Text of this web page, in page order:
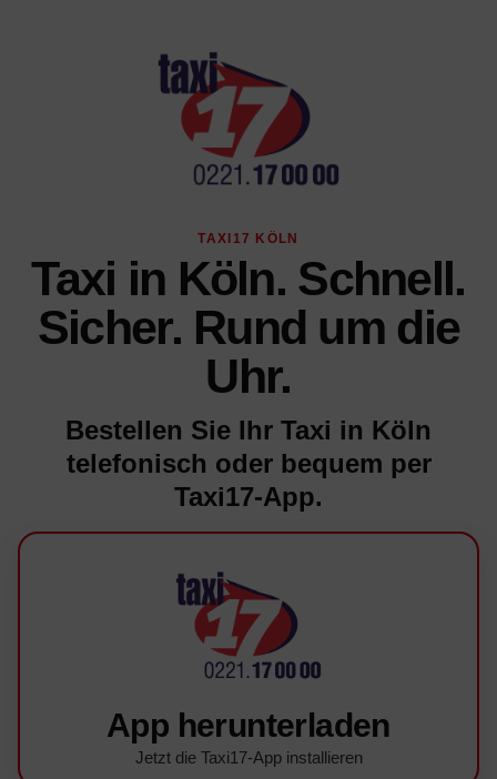
TAXI17 KÖLN
Taxi in Köln. Schnell.
Sicher. Rund um die
Uhr.
Bestellen Sie Ihr Taxi in Köln
telefonisch oder bequem per
Taxi17-App.
App herunterladen
Jetzt die Taxi17-App installieren